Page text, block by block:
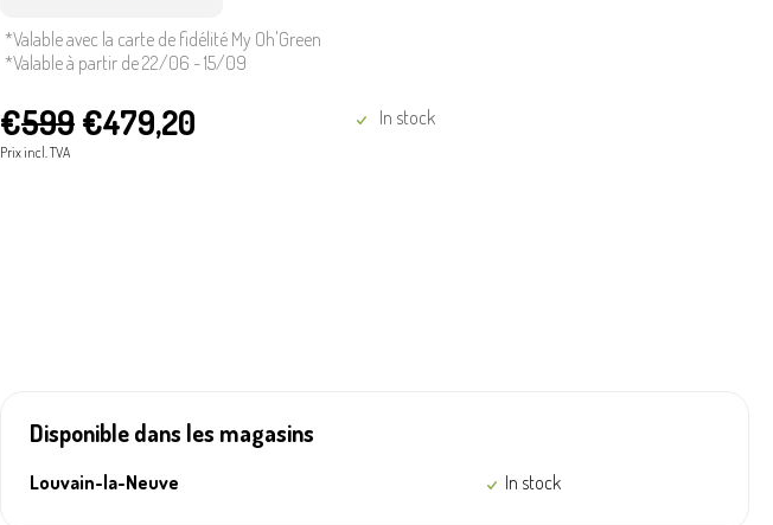
Accessoires de culture
*Valable avec la carte de fidélité My Oh'Green
*Valable à partir de 22/06 - 15/09
€599€479,20
Prix incl. TVA
In stock
Disponible dans les magasins
Louvain-la-Neuve In stock